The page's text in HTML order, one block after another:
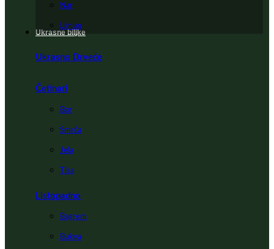
Nar
Limun
Ukrasne biljke
Ukrasno Drveće
Četinari
Bor
Smrča
Jela
Tisa
Listopadno
Bagrem
Bukva